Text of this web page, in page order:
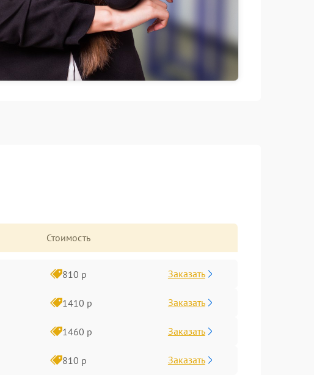
Стоимость
810 р Заказать
1410 р Заказать
1460 р Заказать
810 р Заказать